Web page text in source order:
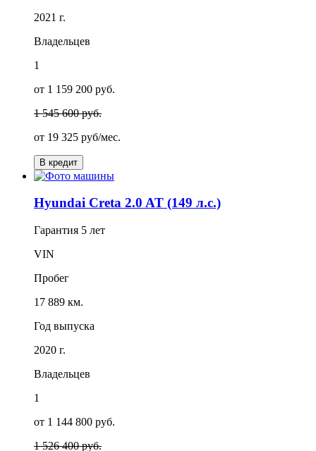
2021 г.
Владельцев
1
от 1 159 200 руб.
1 545 600 руб.
от 19 325 руб/мес.
В кредит
Hyundai Creta 2.0 AT (149 л.с.)
Гарантия 5 лет
VIN
Пробег
17 889 км.
Год выпуска
2020 г.
Владельцев
1
от 1 144 800 руб.
1 526 400 руб.